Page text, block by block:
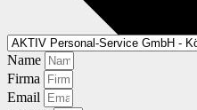
Name
Firma
Email